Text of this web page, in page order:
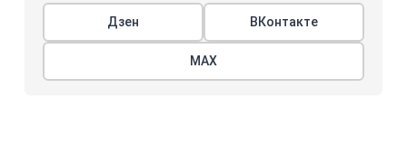
Дзен ВКонтакте
МАХ